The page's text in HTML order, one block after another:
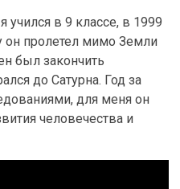
учился в 9 классе, в 1999
он пролетел мимо Земли
был закончить
до Сатурна. Год за
для меня он
человечества и